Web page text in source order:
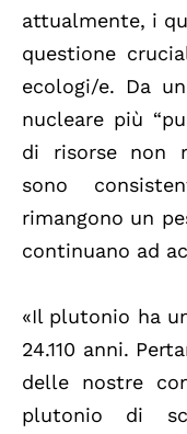
attualmente, i
questione
ecologi/e. Da
nucleare più
di risorse non
sono
rimangono un
continuano ad
«Il plutonio ha
24.110 anni.
delle nostre
plutonio di